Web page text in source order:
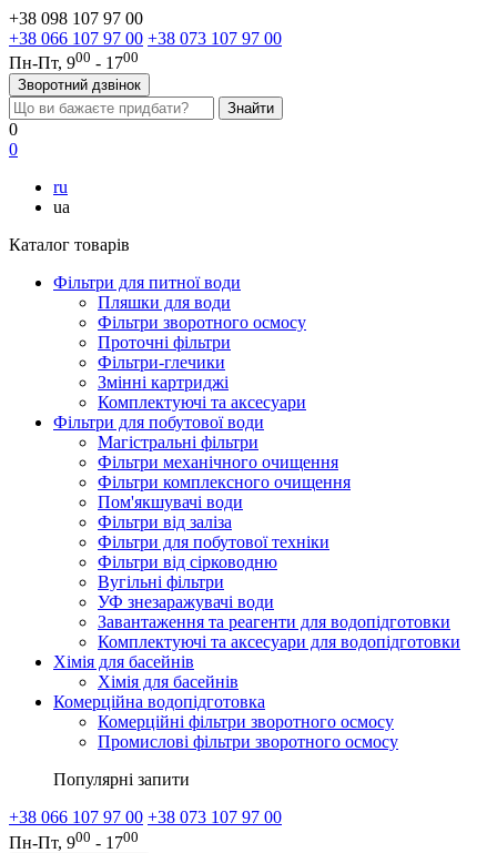
+38 098 107 97 00
+38 066 107 97 00 +38 073 107 97 00
Пн-Пт, 900 - 1700
Зворотний дзвінок
0
0
ru
ua
Каталог товарів
Фільтри для питної води
Пляшки для води
Фільтри зворотного осмосу
Проточні фільтри
Фільтри-глечики
Змінні картриджі
Комплектуючі та аксесуари
Фільтри для побутової води
Магістральні фільтри
Фільтри механічного очищення
Фільтри комплексного очищення
Пом'якшувачі води
Фільтри від заліза
Фільтри для побутової техніки
Фільтри від сірководню
Вугільні фільтри
УФ знезаражувачі води
Завантаження та реагенти для водопідготовки
Комплектуючі та аксесуари для водопідготовки
Хімія для басейнів
Хімія для басейнів
Комерційна водопідготовка
Комерційні фільтри зворотного осмосу
Промислові фільтри зворотного осмосу
Популярні запити
+38 066 107 97 00 +38 073 107 97 00
Пн-Пт, 900 - 1700